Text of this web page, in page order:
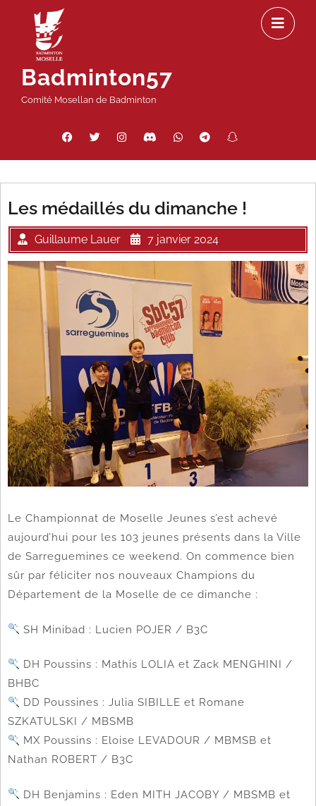
contenu
Badminton57
Comité Mosellan de Badminton
Facebook
Twitter InstagramDiscordWhatsAppTelegram
Les médaillés du dimanche !
Guillaume Lauer 7 janvier 2024
Le Championnat de Moselle Jeunes s’est achevé
aujourd’hui pour les 103 jeunes présents dans la Ville
de Sarreguemines ce weekend. On commence bien
sûr par féliciter nos nouveaux Champions du
Département de la Moselle de ce dimanche :
SH Minibad : Lucien POJER / B3C
DH Poussins : Mathis LOLIA et Zack MENGHINI /
BHBC
DD Poussines : Julia SIBILLE et Romane
SZKATULSKI / MBSMB
MX Poussins : Eloise LEVADOUR / MBMSB et
Nathan ROBERT / B3C
DH Benjamins : Eden MITH JACOBY / MBSMB et